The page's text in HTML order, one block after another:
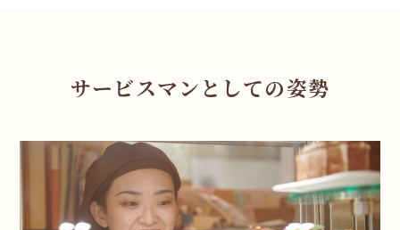
サービスマンとしての姿勢